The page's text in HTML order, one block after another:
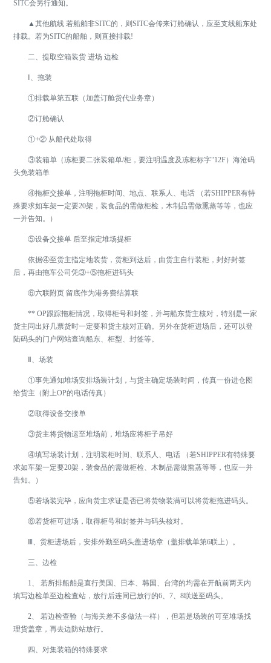
SITC会另行通知。
▲其他航线 若船舶非SITC的，则SITC会传来订舱确认，应至支线船东处
排载。若为SITC的船舶，则直接排载!
二、提取空箱装货 进场 边检
Ⅰ、拖装
①排载单第五联（加盖订舱货代业务章）
②订舱确认
①+② 从船代处取得
③装箱单（冻柜要二张装箱单/柜，要注明温度及冻柜标字"12F）海沧码
头免装箱单
④拖柜交接单，注明拖柜时间、地点、联系人、电话 （若SHIPPER有特
殊要求如车架一定要20架，装食品的需做柜检，木制品需做熏蒸等等，也应
一并告知。）
⑤设备交接单 后至指定堆场提柜
依据④至货主指定地装货，货柜到达后，由货主自行装柜，封好封签
后，再由拖车公司凭③+⑤拖柜进码头
⑥六联附页 留底作为港务费结算联
** OP跟踪拖柜情况，取得柜号和封签，并与船东货主核对，特别是一家
货主同出好几票货时一定要和货主核对正确。另外在货柜进场后，还可以登
陆码头的门户网站查询船东、柜型、封签等。
Ⅱ、场装
①事先通知堆场安排场装计划，与货主确定场装时间，传真一份进仓图
给货主（附上OP的电话传真）
②取得设备交接单
③货主将货物运至堆场前，堆场应将柜子吊好
④填写场装计划，注明装柜时间、联系人、电话 （若SHIPPER有特殊要
求如车架一定要20架，装食品的需做柜检、木制品需做熏蒸等等，也应一并
告知。）
⑤若场装完毕，应向货主求证是否已将货物装满可以将货柜拖进码头。
⑥若货柜可进场，取得柜号和封签并与码头核对。
Ⅲ、货柜进场后，安排外勤至码头盖进场章（盖排载单第6联上）。
三、边检
1、 若所排船舶是直行美国、日本、韩国、台湾的均需在开航前两天内
填写边检单至边检查站，放行后连同已放行的6、7、8联送至码头。
2、 若边检查验（与海关差不多做法一样），但若是场装的可至堆场找
理货盖章，再去边防站放行。
四、对集装箱的特殊要求